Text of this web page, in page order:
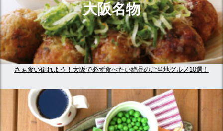
大阪名物
さぁ食い倒れよう！大阪で必ず食べたい絶品のご当地グルメ10選！